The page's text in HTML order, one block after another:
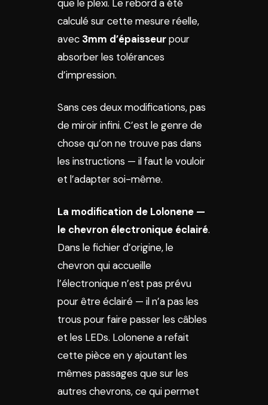
que le plexi. Le rebord a été
calculé sur cette mesure réelle,
avec 3mm d’épaisseurpour
absorber les tolérances
d’impression.
Sans ces deux modifications, pas
de miroir infini. C’est le genre de
chose qu’on ne trouve pas dans
les instructions — il faut le vouloir
et l’adapter soi-même.
La modification de Lolonene —
le chevron électronique éclairé.
Dans le fichier d’origine, le
chevron qui accueille
l’électronique n’est pas prévu
pour être éclairé — il n’a pas les
trous pour faire passer les câbles
et les LEDs. Lolonene a refait
cette pièce en y ajoutant les
mêmes passages que sur les
autres chevrons, ce qui permet